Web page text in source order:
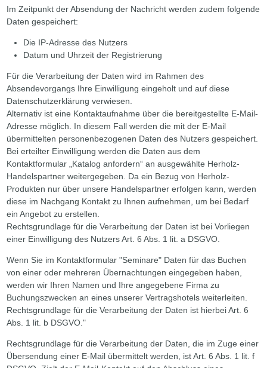
Im Zeitpunkt der Absendung der Nachricht werden zudem folgende
Daten gespeichert:
Die IP-Adresse des Nutzers
Datum und Uhrzeit der Registrierung
Für die Verarbeitung der Daten wird im Rahmen des
Absendevorgangs Ihre Einwilligung eingeholt und auf diese
Datenschutzerklärung verwiesen.
Alternativ ist eine Kontaktaufnahme über die bereitgestellte E-Mail-
Adresse möglich. In diesem Fall werden die mit der E-Mail
übermittelten personenbezogenen Daten des Nutzers gespeichert.
Bei erteilter Einwilligung werden die Daten aus dem
Kontaktformular „Katalog anfordern“ an ausgewählte Herholz-
Handelspartner weitergegeben. Da ein Bezug von Herholz-
Produkten nur über unsere Handelspartner erfolgen kann, werden
diese im Nachgang Kontakt zu Ihnen aufnehmen, um bei Bedarf
ein Angebot zu erstellen.
Rechtsgrundlage für die Verarbeitung der Daten ist bei Vorliegen
einer Einwilligung des Nutzers Art. 6 Abs. 1 lit. a DSGVO.
Wenn Sie im Kontaktformular "Seminare" Daten für das Buchen
von einer oder mehreren Übernachtungen eingegeben haben,
werden wir Ihren Namen und Ihre angegebene Firma zu
Buchungszwecken an eines unserer Vertragshotels weiterleiten.
Rechtsgrundlage für die Verarbeitung der Daten ist hierbei Art. 6
Abs. 1 lit. b DSGVO."
Rechtsgrundlage für die Verarbeitung der Daten, die im Zuge einer
Übersendung einer E-Mail übermittelt werden, ist Art. 6 Abs. 1 lit. f